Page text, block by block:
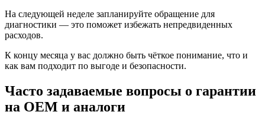
На следующей неделе запланируйте обращение для
диагностики — это поможет избежать непредвиденных
расходов.
К концу месяца у вас должно быть чёткое понимание, что и
как вам подходит по выгоде и безопасности.
Часто задаваемые вопросы о гарантии
на OEM и аналоги